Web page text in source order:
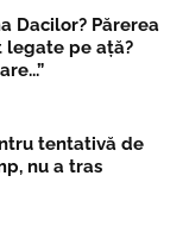
Dacilor? Părerea
legate pe ață?
tentativă de
nu a tras